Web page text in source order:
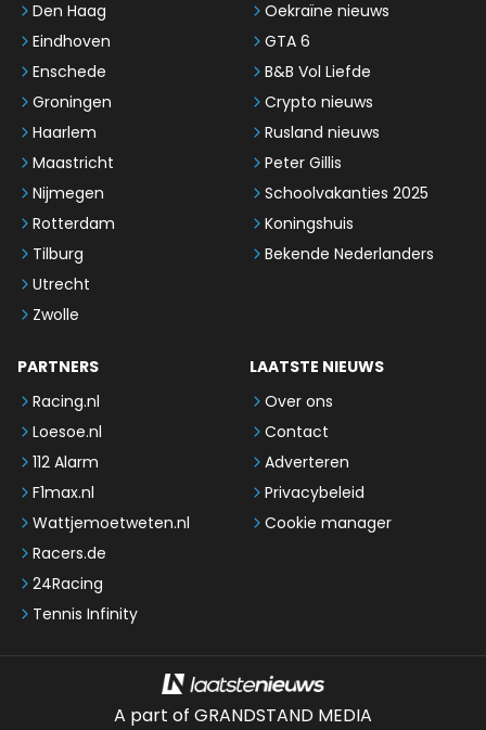
Den Haag
Eindhoven
Enschede
Groningen
Haarlem
Maastricht
Nijmegen
Rotterdam
Tilburg
Utrecht
Zwolle
Oekraïne nieuws
GTA 6
B&B Vol Liefde
Crypto nieuws
Rusland nieuws
Peter Gillis
Schoolvakanties 2025
Koningshuis
Bekende Nederlanders
PARTNERS
Racing.nl
Loesoe.nl
112 Alarm
F1max.nl
Wattjemoetweten.nl
Racers.de
24Racing
Tennis Infinity
LAATSTE NIEUWS
Over ons
Contact
Adverteren
Privacybeleid
Cookie manager
A part of GRANDSTAND MEDIA